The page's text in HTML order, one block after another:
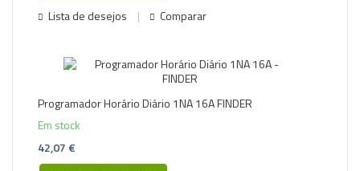
Lista de desejos Comparar
Programador Horário Diário 1NA 16A FINDER
Em stock
42,07 €